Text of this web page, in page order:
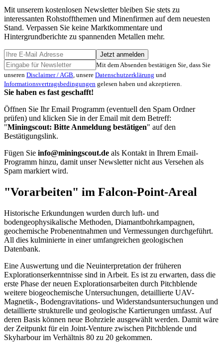
Mit unserem kostenlosen Newsletter bleiben Sie stets zu
interessanten Rohstoffthemen und Minenfirmen auf dem neuesten
Stand. Verpassen Sie keine Marktkommentare und
Hintergrundberichte zu spannenden Metallen mehr.
Jetzt anmelden
Mit dem Absenden bestätigen Sie, dass Sie
unseren Disclaimer / AGB, unsere Datenschutzerklärung und
Informationsvertragsbedingungen gelesen haben und akzeptieren.
Sie haben es fast geschafft!
Öffnen Sie Ihr Email Programm (eventuell den Spam Ordner
prüfen) und klicken Sie in der Email mit dem Betreff:
"Miningscout: Bitte Anmeldung bestätigen" auf den
Bestätigungslink.
Fügen Sie info@miningscout.de als Kontakt in Ihrem Email-
Programm hinzu, damit unser Newsletter nicht aus Versehen als
Spam markiert wird.
"Vorarbeiten" im Falcon-Point-Areal
Historische Erkundungen wurden durch luft- und
bodengeophysikalische Methoden, Diamantbohrkampagnen,
geochemische Probenentnahmen und Vermessungen durchgeführt.
All dies kulminierte in einer umfangreichen geologischen
Datenbank.
Eine Auswertung und die Neuinterpretation der früheren
Explorationserkenntnisse sind in Arbeit. Es ist zu erwarten, dass die
erste Phase der neuen Explorationsarbeiten durch Pitchblende
weitere biogeochemische Untersuchungen, detaillierte UAV-
Magnetik-, Bodengravitations- und Widerstandsuntersuchungen und
detaillierte strukturelle und geologische Kartierungen umfasst. Auf
deren Basis können neue Bohrziele ausgewählt werden. Damit wäre
der Zeitpunkt für ein Joint-Venture zwischen Pitchblende und
Skyharbour im Verhältnis 80 zu 20 gekommen.